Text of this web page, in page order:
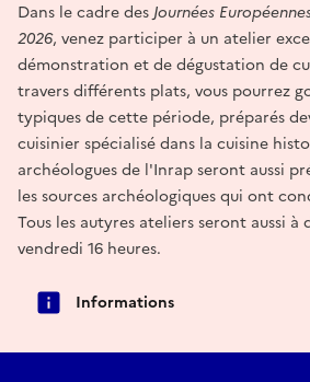
Dans le cadre desJournées
2026, venez participer à un atelier
démonstration et de dégustation de
travers différents plats, vous pourrez
typiques de cette période, préparés
cuisinier spécialisé dans la cuisine
archéologues de l'Inrap seront aussi
les sources archéologiques qui ont
Tous les autyres ateliers seront aussi à
vendredi 16 heures.
Informations